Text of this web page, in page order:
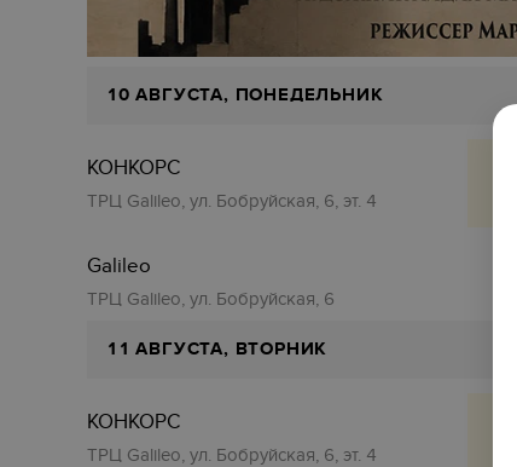
10 АВГУСТА, ПОНЕДЕЛЬНИК
КОНКОРС
ТРЦ Galileo, ул. Бобруйская, 6, эт. 4
Galileo
ТРЦ Galileo, ул. Бобруйская, 6
11 АВГУСТА, ВТОРНИК
КОНКОРС
ТРЦ Galileo, ул. Бобруйская, 6, эт. 4